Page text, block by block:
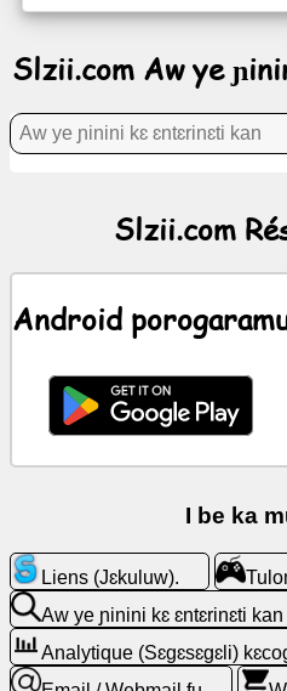
(Agenda)
Ɲɛnajɛ
Kunnafoniw
gratuits
(Icons)
bɛ
ChatGPT
ye
Wiki
Slzii.com Aw ye
Slzii.com
Android
I be ka
Liens (Jɛkuluw).
Aw ye ɲinini kɛ ɛntɛrinɛti kan
Analytique (Sɛgɛsɛgɛli)